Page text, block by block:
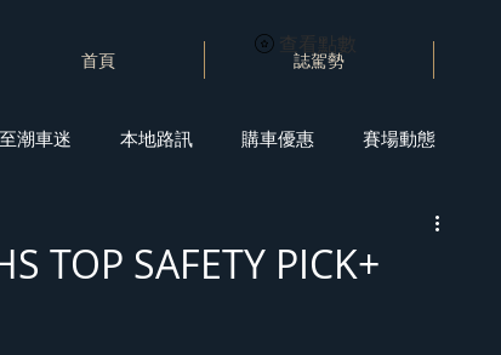
首頁 誌駕勢
查看點數
至潮車迷 本地路訊 購車優惠 賽場動態
TOP SAFETY PICK+